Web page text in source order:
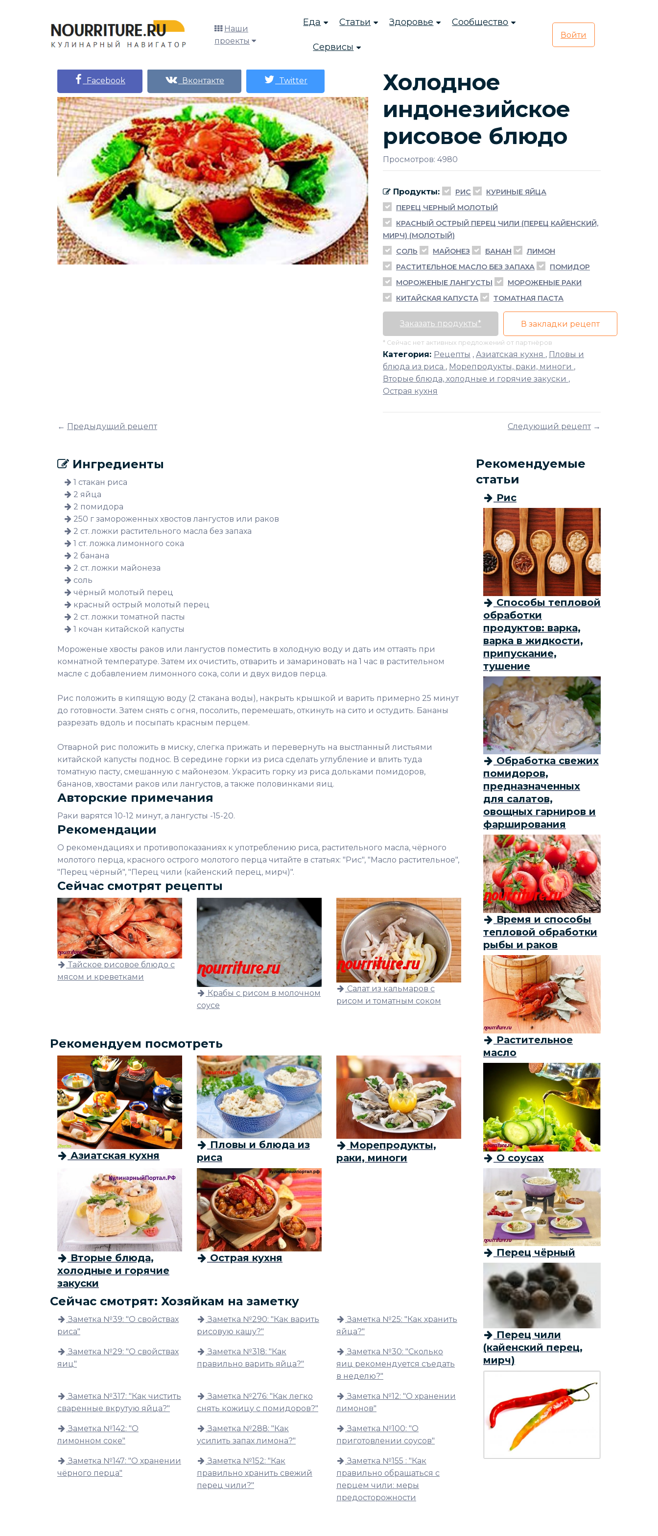
Наши
проекты
Еда Статьи Здоровье Сообщество
Сервисы
Войти
Facebook Вконтакте Twitter
Холодное
индонезийское
рисовое блюдо
Просмотров: 4980
Продукты: РИС
КУРИНЫЕ ЯЙЦА
ПЕРЕЦ ЧЕРНЫЙ МОЛОТЫЙ
КРАСНЫЙ ОСТРЫЙ ПЕРЕЦ ЧИЛИ (ПЕРЕЦ КАЙЕНСКИЙ,
МИРЧ) (МОЛОТЫЙ)
СОЛЬ
МАЙОНЕЗ БАНАН
ЛИМОН
РАСТИТЕЛЬНОЕ МАСЛО БЕЗ ЗАПАХА
ПОМИДОР
МОРОЖЕНЫЕ ЛАНГУСТЫ
МОРОЖЕНЫЕ РАКИ
КИТАЙСКАЯ КАПУСТА
ТОМАТНАЯ ПАСТА
Заказать продукты* В закладки рецепт
* Сейчас нет активных предложений от партнёров
Категория: Рецепты , Азиатская кухня , Пловы и
блюда из риса , Морепродукты, раки, миноги ,
Вторые блюда, холодные и горячие закуски ,
Острая кухня
← Предыдущий рецепт Следующий рецепт→
Ингредиенты
1 стакан риса
2 яйца
2 помидора
250 г замороженных хвостов лангустов или раков
2 ст. ложки растительного масла без запаха
1 ст. ложка лимонного сока
2 банана
2 ст. ложки майонеза
соль
чёрный молотый перец
красный острый молотый перец
2 ст. ложки томатной пасты
1 кочан китайской капусты
Мороженые хвосты раков или лангустов поместить в холодную воду и дать им оттаять при
комнатной температуре. Затем их очистить, отварить и замариновать на 1 час в растительном
масле с добавлением лимонного сока, соли и двух видов перца.
Рис положить в кипящую воду (2 стакана воды), накрыть крышкой и варить примерно 25 минут
до готовности. Затем снять с огня, посолить, перемешать, откинуть на сито и остудить. Бананы
разрезать вдоль и посыпать красным перцем.
Отварной рис положить в миску, слегка прижать и перевернуть на выстланный листьями
китайской капусты поднос. В середине горки из риса сделать углубление и влить туда
томатную пасту, смешанную с майонезом. Украсить горку из риса дольками помидоров,
бананов, хвостами раков или лангустов, а также половинками яиц.
Авторские примечания
Раки варятся 10-12 минут, а лангусты -15-20.
Рекомендации
О рекомендациях и противопоказаниях к употреблению риса, растительного масла, чёрного
молотого перца, красного острого молотого перца читайте в статьях: "Рис", "Масло растительное",
"Перец чёрный", "Перец чили (кайенский перец, мирч)".
Сейчас смотрят рецепты
Тайское рисовое блюдо с
мясом и креветками
Крабы с рисом в молочном
соусе
Салат из кальмаров с
рисом и томатным соком
Рекомендуем посмотреть
Азиатская кухня
Пловы и блюда из
риса
Морепродукты,
раки, миноги
Вторые блюда,
холодные и горячие
закуски
Острая кухня
Сейчас смотрят: Хозяйкам на заметку
Заметка №39: "О свойствах
риса"
Заметка №290: "Как варить
рисовую кашу?"
Заметка №25: "Как хранить
яйца?"
Заметка №29: "О свойствах
яиц"
Заметка №318: "Как
правильно варить яйца?"
Заметка №30: "Сколько
яиц рекомендуется съедать
в неделю?"
Заметка №317: "Как чистить
сваренные вкрутую яйца?"
Заметка №276: "Как легко
снять кожицу с помидоров?"
Заметка №12: "О хранении
лимонов"
Заметка №142: "О
лимонном соке"
Заметка №288: "Как
усилить запах лимона?"
Заметка №100: "О
приготовлении соусов"
Заметка №147: "О хранении
чёрного перца"
Заметка №152: "Как
правильно хранить свежий
перец чили?"
Заметка №155 : "Как
правильно обращаться с
перцем чили: меры
предосторожности
Рекомендуемые
статьи
Рис
Способы тепловой
обработки
продуктов: варка,
варка в жидкости,
припускание,
тушение
Обработка свежих
помидоров,
предназначенных
для салатов,
овощных гарниров и
фарширования
Время и способы
тепловой обработки
рыбы и раков
Растительное
масло
О соусах
Перец чёрный
Перец чили
(кайенский перец,
мирч)